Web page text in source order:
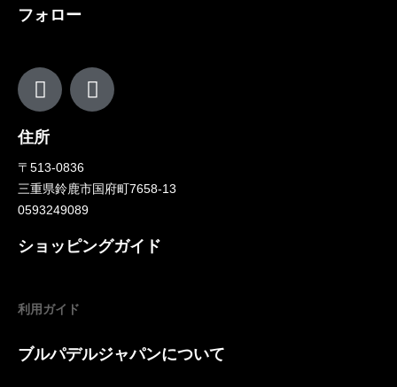
フォロー
住所
〒513-0836
三重県鈴鹿市国府町7658-13
0593249089
ショッピングガイド
利用ガイド
ブルパデルジャパンについて